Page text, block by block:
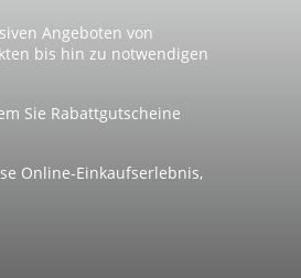
Angeboten von
bis hin zu notwendigen
Sie Rabattgutscheine
Online-Einkaufserlebnis,